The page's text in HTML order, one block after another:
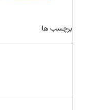
برچسب ها: